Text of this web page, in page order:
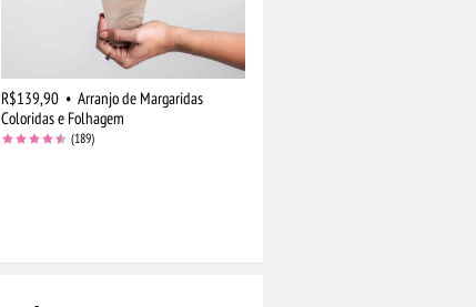
R$139,90 • Arranjo de Margaridas
Coloridas e Folhagem
(189)